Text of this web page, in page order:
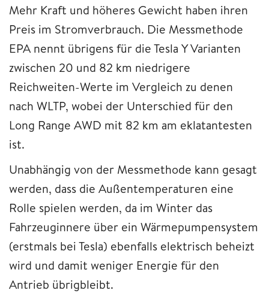
Mehr Kraft und höheres Gewicht haben ihren
Preis im Stromverbrauch. Die Messmethode
EPA nennt übrigens für die Tesla Y Varianten
zwischen 20 und 82 km niedrigere
Reichweiten-Werte im Vergleich zu denen
nach WLTP, wobei der Unterschied für den
Long Range AWD mit 82 km am eklatantesten
ist.
Unabhängig von der Messmethode kann gesagt
werden, dass die Außentemperaturen eine
Rolle spielen werden, da im Winter das
Fahrzeuginnere über ein Wärmepumpensystem
(erstmals bei Tesla) ebenfalls elektrisch beheizt
wird und damit weniger Energie für den
Antrieb übrigbleibt.